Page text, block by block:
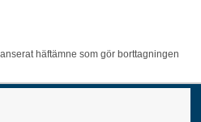
häftämne som gör borttagningen